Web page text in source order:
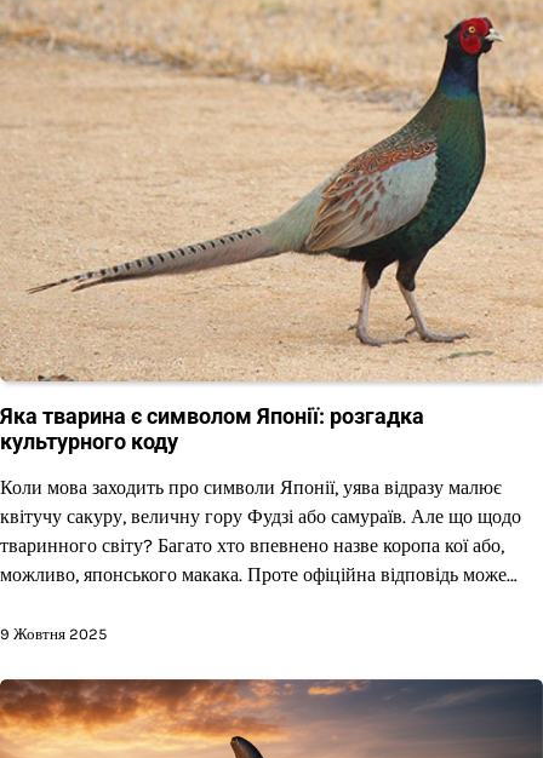
Яка тварина є символом Японії: розгадка
культурного коду
Коли мова заходить про символи Японії, уява відразу малює
квітучу сакуру, величну гору Фудзі або самураїв. Але що щодо
тваринного світу? Багато хто впевнено назве коропа кої або,
можливо, японського макака. Проте офіційна відповідь може…
9 Жовтня 2025